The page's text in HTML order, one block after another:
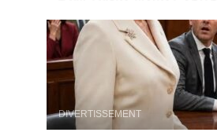
DIVERTISSEMENT